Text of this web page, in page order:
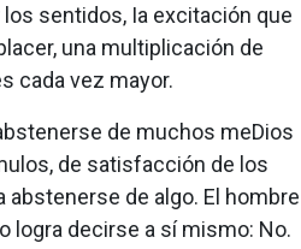
sentidos, Ia excitación que
una multiplicación de
cada vez mayor.
de muchos meDios
de satisfacción de los
de algo. El hombre
logra decirse a sí mismo: No.